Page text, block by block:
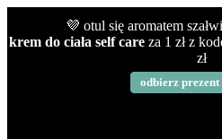
💜 otul się aromatem
krem do ciała self care za 1 zł z
zł
odbierz prezent